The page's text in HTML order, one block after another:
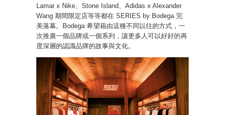
Lamar x Nike、Stone Island、Adidas x Alexander
Wang 期間限定店等等都在 SERIES by Bodega 完
美落幕。Bodega 希望藉由這種不同以往的方式，一
次推廣一個品牌或一個系列，讓更多人可以好好的再
度深層的認識品牌的故事與文化。